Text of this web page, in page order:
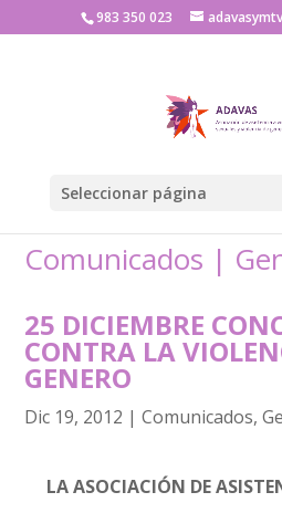
983 350 023
Seleccionar página
Comunicados |
25 DICIEMBRE
CONTRA LA
GENERO
Dic 19, 2012 |Comunicados,
LA ASOCIACIÓN DE